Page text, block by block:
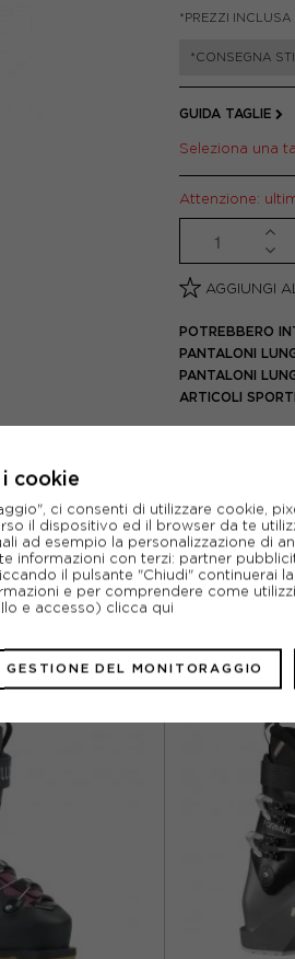
*PREZZI INCLUSA
*CONSEGNA
GUIDA TAGLIE
Seleziona una
Attenzione:
AGGIUNGI
POTREBBERO
PANTALONI
PANTALONI
ARTICOLI
SCHEDA
ABBINABILI
cookie
ci consenti di utilizzare cookie,
il dispositivo ed il browser da te
ad esempio la personalizzazione di
informazioni con terzi: partner
il pulsante "Chiudi" continuerai
e per comprendere come
e accesso) clicca qui
GESTIONE DEL MONITORAGGIO